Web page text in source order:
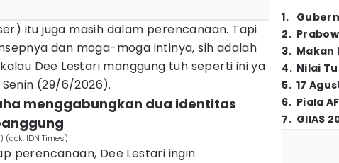
itu juga masih dalam perencanaan. Tapi
dan moga-moga intinya, sih adalah
Dee Lestari manggung tuh seperti ini ya
(29/6/2026).
menggabungkan dua identitas
IDN Times)
perencanaan, Dee Lestari ingin
1.
2.
3. Makan
4. Nilai
5. 17
6. Piala
7. GIIAS